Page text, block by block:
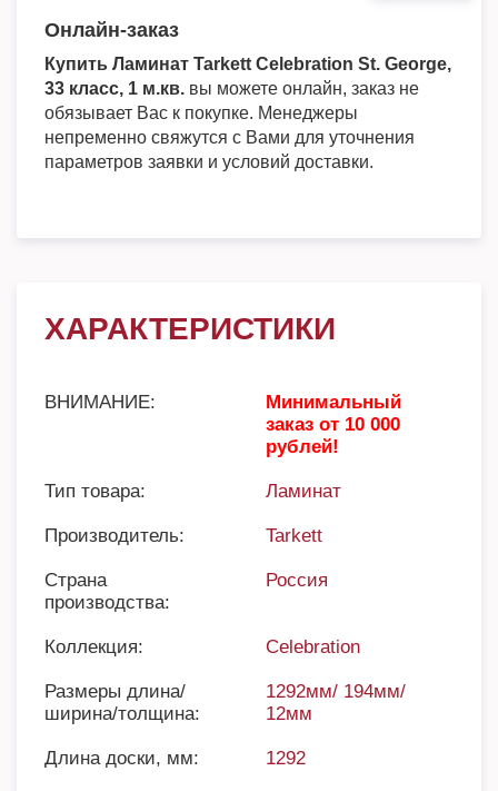
Онлайн-заказ
Купить Ламинат Tarkett Celebration St. George,
33 класс, 1 м.кв. вы можете онлайн, заказ не
обязывает Вас к покупке. Менеджеры
непременно свяжутся с Вами для уточнения
параметров заявки и условий доставки.
ХАРАКТЕРИСТИКИ
ВНИМАНИЕ:
Минимальный
заказ от 10 000
рублей!
Тип товара: Ламинат
Производитель: Tarkett
Страна
производства:
Россия
Коллекция: Celebration
Размеры длина/
ширина/толщина:
1292мм/ 194мм/
12мм
Длина доски, мм: 1292